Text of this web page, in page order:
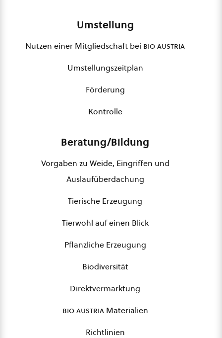
Umstellung
Nutzen einer Mitgliedschaft bei bio austria
Umstellungszeitplan
Förderung
Kontrolle
Beratung/Bildung
Vorgaben zu Weide, Eingriffen und
Auslaufüberdachung
Tierische Erzeugung
Tierwohl auf einen Blick
Pflanzliche Erzeugung
Biodiversität
Direktvermarktung
bio austriaMaterialien
Richtlinien